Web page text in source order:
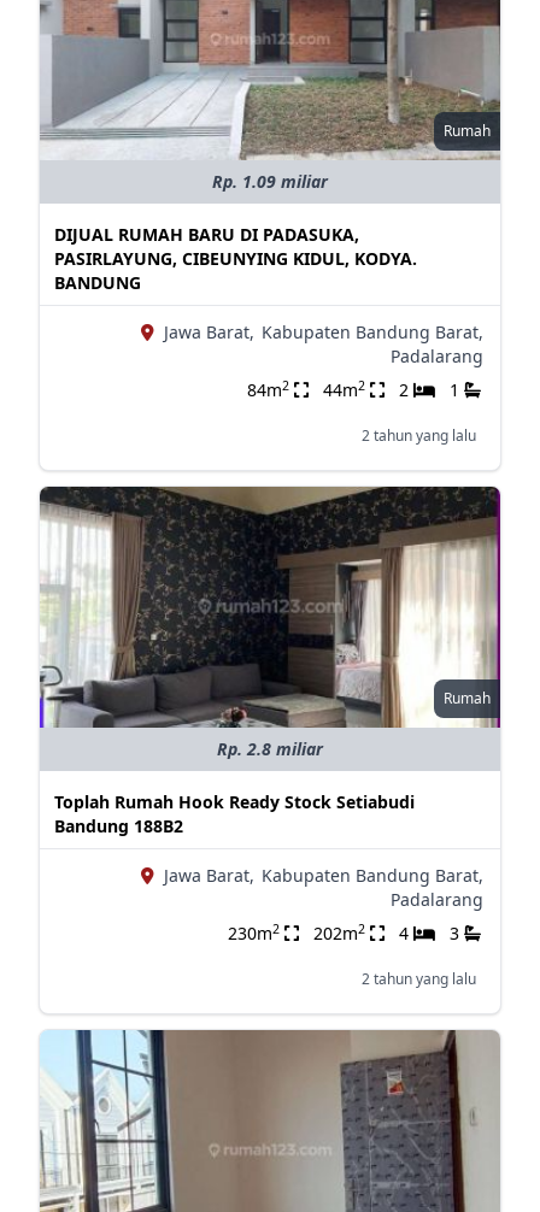
Rumah
Rp. 1.09 miliar
DIJUAL RUMAH BARU DI PADASUKA,
PASIRLAYUNG, CIBEUNYING KIDUL, KODYA.
BANDUNG
Jawa Barat, Kabupaten Bandung Barat,
Padalarang
84m2 44m2 2 1
2 tahun yang lalu
Rumah
Rp. 2.8 miliar
Toplah Rumah Hook Ready Stock Setiabudi
Bandung 188B2
Jawa Barat, Kabupaten Bandung Barat,
Padalarang
230m2 202m2 4 3
2 tahun yang lalu